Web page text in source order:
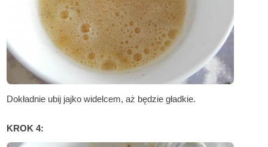
Dokładnie ubij jajko widelcem, aż będzie gładkie.
KROK 4: